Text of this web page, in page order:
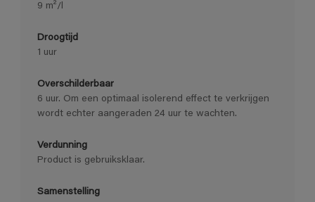
9 m²/l
Droogtijd
1 uur
Overschilderbaar
6 uur. Om een optimaal isolerend effect te verkrijgen
wordt echter aangeraden 24 uur te wachten.
Verdunning
Product is gebruiksklaar.
Samenstelling